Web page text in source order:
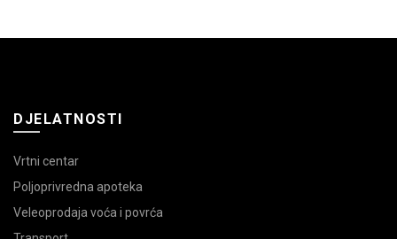
DJELATNOSTI
Vrtni centar
Poljoprivredna apoteka
Veleoprodaja voća i povrća